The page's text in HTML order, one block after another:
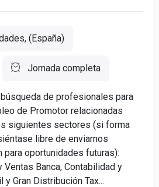
(España)
Jornada completa
de profesionales para
de Promotor relacionadas
siguientes sectores (si forma
libre de enviarnos
para oportunidades futuras):
Ventas Banca, Contabilidad y
y Gran Distribución Tax...